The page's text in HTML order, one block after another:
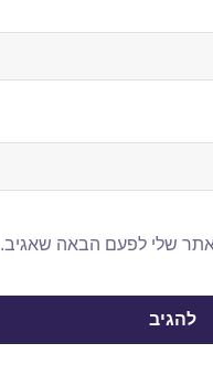
שלי לפעם הבאה שאגיב.